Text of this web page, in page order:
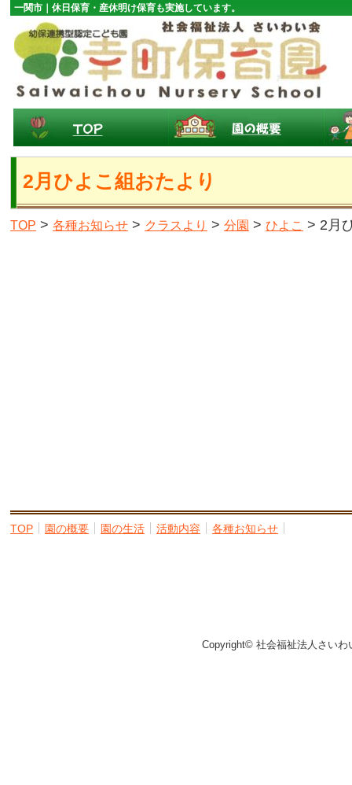
一関市｜休日保育・産休明け保育も実施しています。
2月ひよこ組おたより
TOP > 各種お知らせ > クラスより > 分園 > ひよこ > 2月
TOP 園の概要 園の生活 活動内容 各種お知らせ
Copyright© 社会福祉法人さい